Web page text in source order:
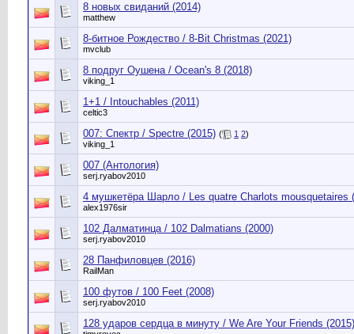
8 новых свиданий (2014)
matthew
8-битное Рождество / 8-Bit Christmas (2021)
mvclub
8 подруг Оушена / Ocean's 8 (2018)
viking_1
1+1 / Intouchables (2011)
celtic3
007: Спектр / Spectre (2015) ( 1 2)
viking_1
007 (Антология)
serj.ryabov2010
4 мушкетёра Шарло / Les quatre Charlots mousquetaires
alex1976sir
102 Далматинца / 102 Dalmatians (2000)
serj.ryabov2010
28 Панфиловцев (2016)
RailMan
100 футов / 100 Feet (2008)
serj.ryabov2010
128 ударов сердца в минуту / We Are Your Friends (2015)